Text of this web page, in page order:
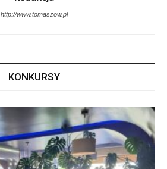
http://www.tomaszow.pl
KONKURSY